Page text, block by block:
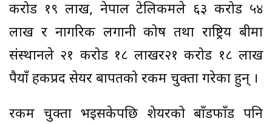
करोड १९ लाख, नेपाल टेलिकमले ६३ करोड ५४
लाख र नागरिक लगानी कोष तथा राष्ट्रिय बीमा
संस्थानले २१ करोड १८ लाखर२१ करोड १८ लाख
रुपैयाँ हकप्रद सेयर बापतको रकम चुक्ता गरेका हुन् ।
रकम चुक्ता भइसकेपछि शेयरको बाँडफाँड पनि